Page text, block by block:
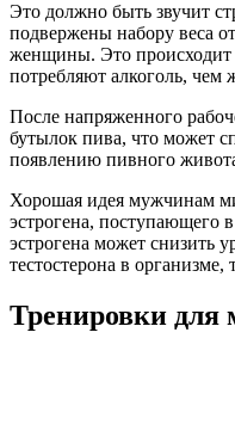
Это должно быть звучит
подвержены набору веса
женщины. Это
потребляют алкоголь,
После напряженного
бутылок пива, что может
появлению пивного
Хорошая идея мужчинам
эстрогена, поступающего
эстрогена может снизить
тестостерона в
Тренировки для